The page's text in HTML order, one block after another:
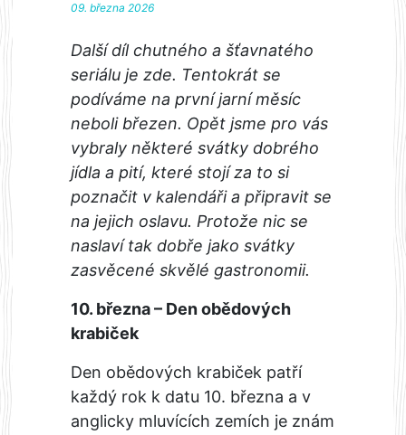
09. března 2026
Další díl chutného a šťavnatého
seriálu je zde. Tentokrát se
podíváme na první jarní měsíc
neboli březen. Opět jsme pro vás
vybraly některé svátky dobrého
jídla a pití, které stojí za to si
poznačit v kalendáři a připravit se
na jejich oslavu. Protože nic se
naslaví tak dobře jako svátky
zasvěcené skvělé gastronomii.
10. března – Den obědových
krabiček
Den obědových krabiček patří
každý rok k datu 10. března a v
anglicky mluvících zemích je znám